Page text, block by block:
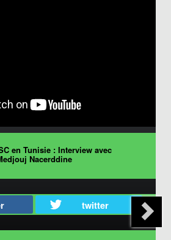
en Tunisie : Interview avec
Nacerddine
twitter